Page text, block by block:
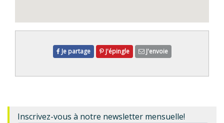
Je partage J'épingle J'envoie
Inscrivez-vous à notre newsletter mensuelle!